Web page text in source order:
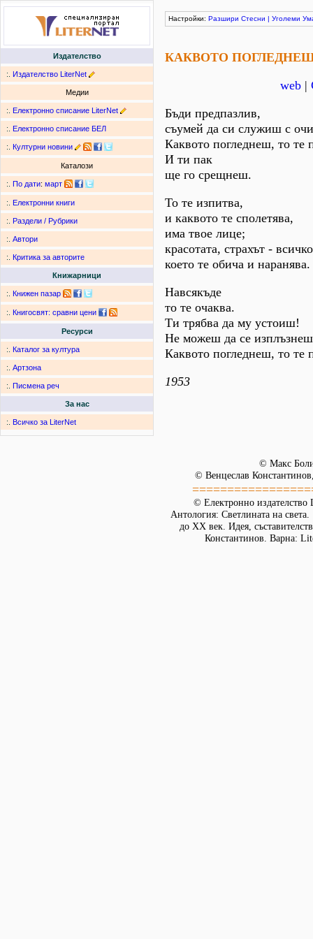
Издателство
:. Издателство LiterNet
Медии
:. Електронно списание LiterNet
:. Електронно списание БЕЛ
:. Културни новини
Каталози
:. По дати: март
:. Електронни книги
:. Раздели / Рубрики
:. Автори
:. Критика за авторите
Книжарници
:. Книжен пазар
:. Книгосвят: сравни цени
Ресурси
:. Каталог за култура
:. Артзона
:. Писмена реч
За нас
:. Всичко за LiterNet
Настройки: Разшири Стесни | Уголеми
КАКВОТО
web |
Бъди предпазлив,
съумей да си служиш с
Каквото погледнеш, то те
И ти пак
ще го срещнеш.
То те изпитва,
и каквото те сполетява,
има твое лице;
красотата, страхът -
което те обича и наранява.
Навсякъде
то те очаква.
Ти трябва да му устоиш!
Не можеш да се
Каквото погледнеш, то те
1953
© Макс
© Венцеслав
© Електронно издателство
Антология: Светлината на
до XX век. Идея,
Константинов. Варна: